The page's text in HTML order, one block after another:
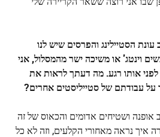
הסטיילינג והפרסים שיש לנו
וינטג' או משיכה ישר מהמסלול, אני
אותו רגע. מה דעתך לראות את
עבודתם של סטייליסטים אחרים?
אופנה ושטיחים אדומים והכאוס של זה
איך נראה מאחורי הקלעים, וזה לא כל